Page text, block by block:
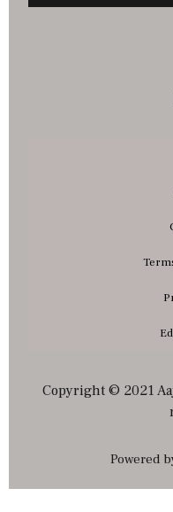
Copyright © 2021
Powered